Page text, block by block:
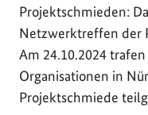
Projektschmieden:
Netzwerktreffen der
Am 24.10.2024
Organisationen in
Projektschmiede